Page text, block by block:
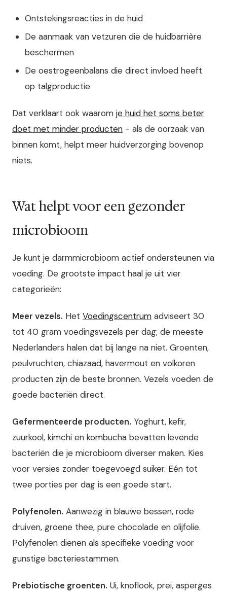
Ontstekingsreacties in de huid
De aanmaak van vetzuren die de huidbarrière
beschermen
De oestrogeenbalans die direct invloed heeft
op talgproductie
Dat verklaart ook waarom je huid het soms beter
doet met minder producten - als de oorzaak van
binnen komt, helpt meer huidverzorging bovenop
niets.
Wat helpt voor een gezonder
microbioom
Je kunt je darmmicrobioom actief ondersteunen via
voeding. De grootste impact haal je uit vier
categorieën:
Meer vezels. Het Voedingscentrum adviseert 30
tot 40 gram voedingsvezels per dag; de meeste
Nederlanders halen dat bij lange na niet. Groenten,
peulvruchten, chiazaad, havermout en volkoren
producten zijn de beste bronnen. Vezels voeden de
goede bacteriën direct.
Gefermenteerde producten. Yoghurt, kefir,
zuurkool, kimchi en kombucha bevatten levende
bacteriën die je microbioom diverser maken. Kies
voor versies zonder toegevoegd suiker. Eén tot
twee porties per dag is een goede start.
Polyfenolen. Aanwezig in blauwe bessen, rode
druiven, groene thee, pure chocolade en olijfolie.
Polyfenolen dienen als specifieke voeding voor
gunstige bacteriestammen.
Prebiotische groenten. Ui, knoflook, prei, asperges